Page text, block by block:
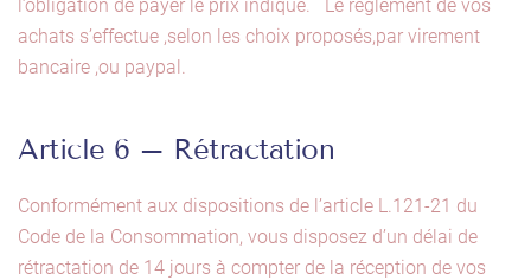
l’obligation de payer le prix indiqué. Le règlement de vos
achats s’effectue ,selon les choix proposés,par virement
bancaire ,ou paypal.
Article 6 – Rétractation
Conformément aux dispositions de l’article L.121-21 du
Code de la Consommation, vous disposez d’un délai de
rétractation de 14 jours à compter de la réception de vos